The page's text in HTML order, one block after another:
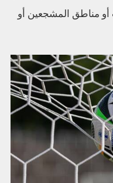
مناطق المشجعين أو